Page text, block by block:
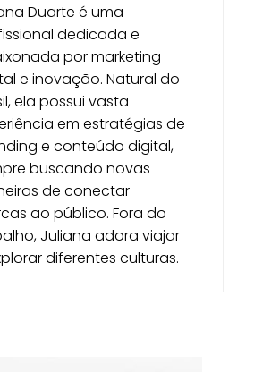
Duarte é uma
dedicada e
por marketing
e inovação. Natural do
ela possui vasta
em estratégias de
e conteúdo digital,
buscando novas
de conectar
ao público. Fora do
Juliana adora viajar
diferentes culturas.